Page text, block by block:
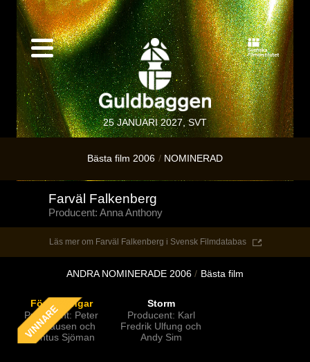
25 JANUARI 2027, SVT
Bästa film 2006 NOMINERAD
Farväl Falkenberg
Producent: Anna Anthony
Läs mer om Farväl Falkenberg i Svensk Filmdatabas
ANDRA NOMINERADE 2006 Bästa film
Förortsungar
Producent: Peter
Holthausen och
Pontus Sjöman
Storm
Producent: Karl
Fredrik Ulfung och
Andy Sim